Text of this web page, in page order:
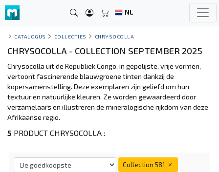
NL
CATALOGUS COLLECTIES CHRYSOCOLLA
CHRYSOCOLLA - COLLECTION SEPTEMBER 2025
Chrysocolla uit de Republiek Congo, in gepolijste, vrije vormen,
vertoont fascinerende blauwgroene tinten dankzij de
kopersamenstelling. Deze exemplaren zijn geliefd om hun
textuur en natuurlijke kleuren. Ze worden gewaardeerd door
verzamelaars en illustreren de mineralogische rijkdom van deze
Afrikaanse regio.
5 PRODUCT CHRYSOCOLLA :
Collection 581